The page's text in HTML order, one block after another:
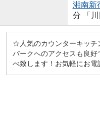
湘南新
分 「
☆人気のカウンターキッ
パークへのアクセスも良
べ致します！お気軽にお電